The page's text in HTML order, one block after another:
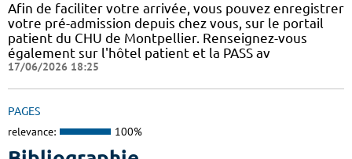
Afin de faciliter votre arrivée, vous pouvez enregistrer
votre pré-admission depuis chez vous, sur le portail
patient du CHU de Montpellier. Renseignez-vous
également sur l'hôtel patient et la PASS av
17/06/2026 18:25
PAGES
relevance: 100%